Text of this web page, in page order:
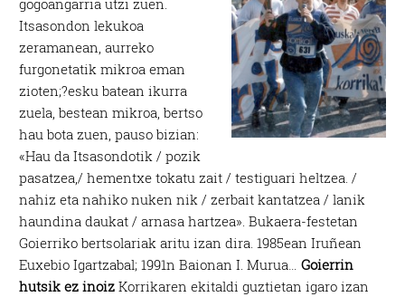
gogoangarria utzi zuen.
Itsasondon lekukoa
zeramanean, aurreko
furgonetatik mikroa eman
zioten;?esku batean ikurra
zuela, bestean mikroa, bertso
hau bota zuen, pauso bizian:
«Hau da Itsasondotik / pozik
pasatzea,/ hementxe tokatu zait / testiguari heltzea. /
nahiz eta nahiko nuken nik / zerbait kantatzea / lanik
haundina daukat / arnasa hartzea». Bukaera-festetan
Goierriko bertsolariak aritu izan dira. 1985ean Iruñean
Euxebio Igartzabal; 1991n Baionan I. Murua…Goierrin
hutsik ez inoiz Korrikaren ekitaldi guztietan igaro izan